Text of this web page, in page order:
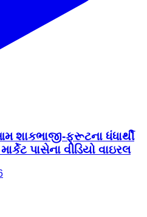
ફ્રૂટના ધંધાર્થી
પાસેના વીડિયો વાઇરલ